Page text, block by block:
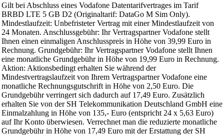
Gilt bei Abschluss eines Vodafone Datentarifvertrages im Tarif
BRBD LTE 5 GB D2 (Originaltarif: DataGo M Sim Only).
Mindestlaufzeit: Unbefristeter Vertrag mit einer Mindestlaufzeit von
24 Monaten. Anschlussgebühr: Ihr Vertragspartner Vodafone stellt
Ihnen einen einmaligen Anschlusspreis in Höhe von 39,99 Euro in
Rechnung. Grundgebühr: Ihr Vertragspartner Vodafone stellt Ihnen
eine monatliche Grundgebühr in Höhe von 19,99 Euro in Rechnung.
Aktion: Aktionsbedingt erhalten Sie während der
Mindestvertragslaufzeit von Ihrem Vertragspartner Vodafone eine
monatliche Rechnungsgutschrift in Höhe von 2,50 Euro. Die
Grundgebühr verringert sich dadurch auf 17,49 Euro. Zusätzlich
erhalten Sie von der SH Telekommunikation Deutschland GmbH eine
Einmalzahlung in Höhe von 135,- Euro (entspricht 24 x 5,63 Euro)
auf Ihr Konto überwiesen. Verrechnet man die reduzierte monatliche
Grundgebühr in Höhe von 17,49 Euro mit der Erstattung der SH